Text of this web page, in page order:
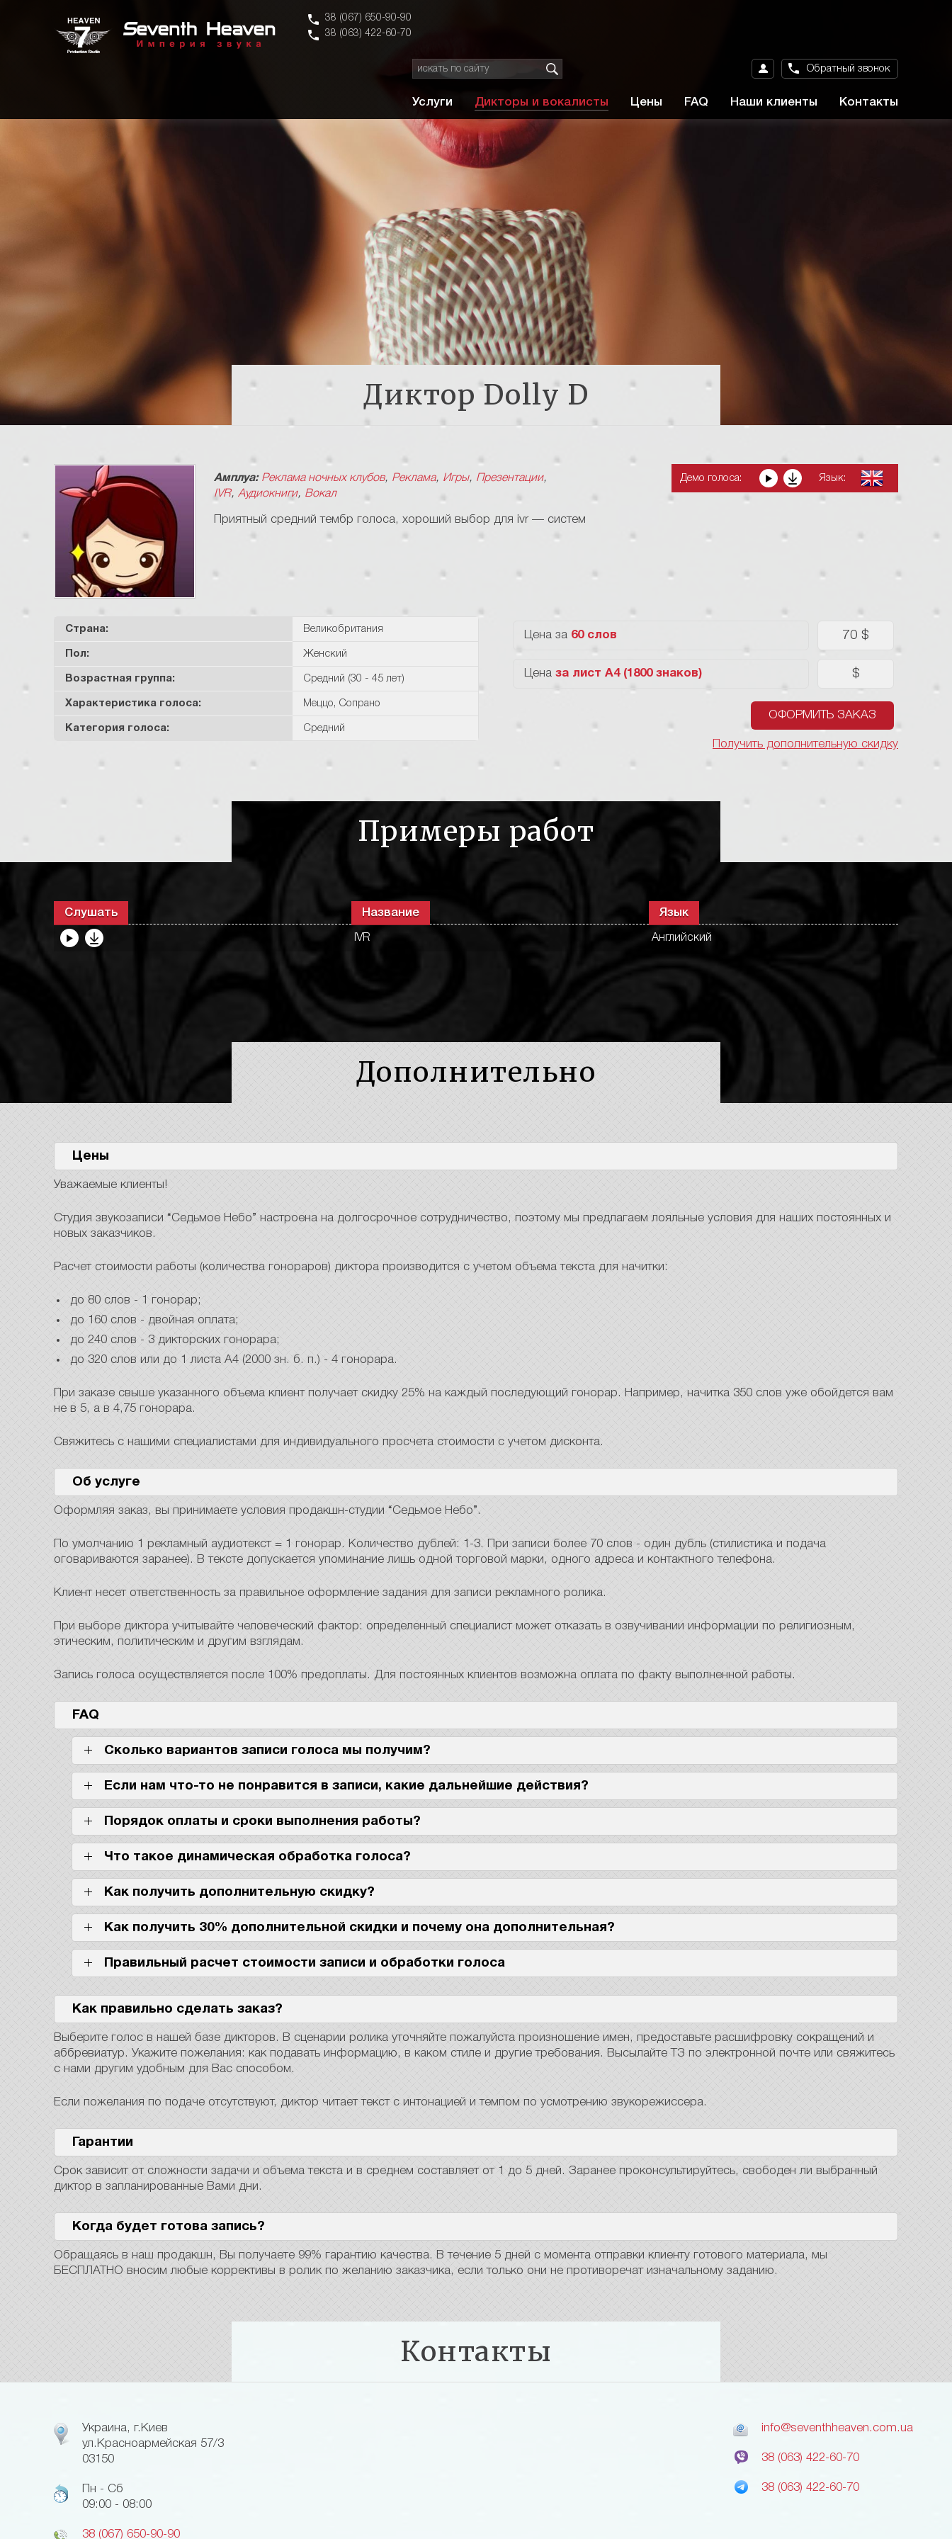
38 (067) 650-90-90
38 (063) 422-60-70
Обратный звонок
Услуги Дикторы и вокалисты Цены FAQ Наши клиенты Контакты
ДикторDolly D
Демо голоса: Язык:
Амплуа: Реклама ночных клубов, Реклама, Игры, Презентации,
IVR, Аудиокниги, Вокал
Приятный средний тембр голоса, хороший выбор для ivr — систем
Страна: Великобритания
Пол: Женский
Возрастная группа: Средний (30 - 45 лет)
Характеристикa голоса: Меццо, Сопрано
Категория голоса: Средний
Цена за 60 слов 70 $
Цена за лист А4 (1800 знаков) $
ОФОРМИТЬ ЗАКАЗ
Получить дополнительную скидку
Примеры работ
Слушать Название Язык
IVR Английский
Дополнительно
Цены
Уважаемые клиенты!
Студия звукозаписи “Седьмое Небо” настроена на долгосрочное сотрудничество, поэтому мы предлагаем лояльные условия для наших постоянных и
новых заказчиков.
Расчет стоимости работы (количества гонораров) диктора производится с учетом объема текста для начитки:
до 80 слов - 1 гонорар;
до 160 слов - двойная оплата;
до 240 слов - 3 дикторских гонорара;
до 320 слов или до 1 листа А4 (2000 зн. б. п.) - 4 гонорара.
При заказе свыше указанного объема клиент получает скидку 25% на каждый последующий гонорар. Например, начитка 350 слов уже обойдется вам
не в 5, а в 4,75 гонорара.
Свяжитесь с нашими специалистами для индивидуального просчета стоимости с учетом дисконта.
Об услуге
Оформляя заказ, вы принимаете условия продакшн-студии “Седьмое Небо”.
По умолчанию 1 рекламный аудиотекст = 1 гонорар. Количество дублей: 1-3. При записи более 70 слов - один дубль (стилистика и подача
оговариваются заранее). В тексте допускается упоминание лишь одной торговой марки, одного адреса и контактного телефона.
Клиент несет ответственность за правильное оформление задания для записи рекламного ролика.
При выборе диктора учитывайте человеческий фактор: определенный специалист может отказать в озвучивании информации по религиозным,
этическим, политическим и другим взглядам.
Запись голоса осуществляется после 100% предоплаты. Для постоянных клиентов возможна оплата по факту выполненной работы.
FAQ
Сколько вариантов записи голоса мы получим?
Если нам что-то не понравится в записи, какие дальнейшие действия?
Порядок оплаты и сроки выполнения работы?
Что такое динамическая обработка голоса?
Как получить дополнительную скидку?
Как получить 30% дополнительной скидки и почему она дополнительная?
Правильный расчет стоимости записи и обработки голоса
Как правильно сделать заказ?
Выберите голос в нашей базе дикторов. В сценарии ролика уточняйте пожалуйста произношение имен, предоставьте расшифровку сокращений и
аббревиатур. Укажите пожелания: как подавать информацию, в каком стиле и другие требования. Высылайте ТЗ по электронной почте или свяжитесь
с нами другим удобным для Вас способом.
Если пожелания по подаче отсутствуют, диктор читает текст с интонацией и темпом по усмотрению звукорежиссера.
Гарантии
Срок зависит от сложности задачи и объема текста и в среднем составляет от 1 до 5 дней. Заранее проконсультируйтесь, свободен ли выбранный
диктор в запланированные Вами дни.
Когда будет готова запись?
Обращаясь в наш продакшн, Вы получаете 99% гарантию качества. В течение 5 дней с момента отправки клиенту готового материала, мы
БЕСПЛАТНО вносим любые коррективы в ролик по желанию заказчика, если только они не противоречат изначальному заданию.
Контакты
Украина, г.Киев
ул.Красноармейская 57/3
03150
Пн - Сб
09:00 - 08:00
38 (067) 650-90-90
info@seventhheaven.com.ua
38 (063) 422-60-70
38 (063) 422-60-70